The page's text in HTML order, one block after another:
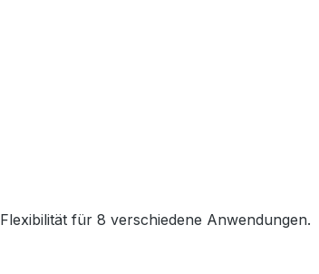
Flexibilität für 8 verschiedene Anwendungen.